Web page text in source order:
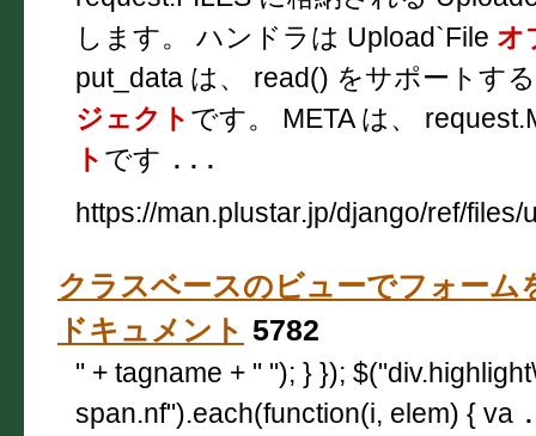
します。 ハンドラは Upload`File オ
put_data は、 read() をサポートす
ジェクト です。 META は、
ト です ...
https://man.plustar.jp/django/ref/files/
クラスベースのビューでフォー
ドキュメント 5782
" + tagname + " "); } });
span.nf").each(function(i, elem) { va